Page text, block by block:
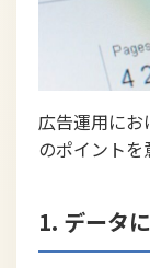
広告運用にお
のポイントを
1. データ